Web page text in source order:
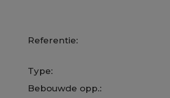
Referentie:
Type:
Bebouwde opp.: